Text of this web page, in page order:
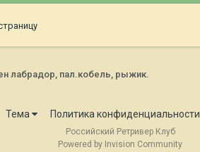
лабрадор, пал.кобель, рыжик.
Тема Политика конфиденциальности
Российский Ретривер Клуб
Powered by Invision Community